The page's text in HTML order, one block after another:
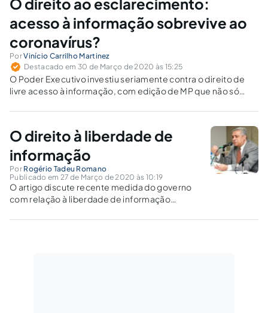
O direito ao esclarecimento:
acesso à informação sobrevive ao
coronavírus?
PorVinício Carrilho Martinez
Destacado em 30 de Março de 2020 às 15:25
O Poder Executivo investiu seriamente contra o direito de
livre acesso à informação, com edição de MP que não só
também pretendia ferir de morte a Carta Política de 1988 e
os direitos fundamentais – medida barrada pelo STF, após
provocação da OAB, em 26.03.2020.
O direito à liberdade de
informação
Por Rogério Tadeu Romano
Publicado em 27 de Março de 2020 às 10:19
O artigo discute recente medida do governo
com relação à liberdade de informação
na matéria.